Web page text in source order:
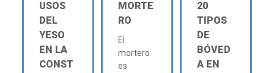
USOS
DEL
YESO
EN LA
CONST
MORTE
RO
El
mortero
es
20
TIPOS
DE
BÓVED
A EN